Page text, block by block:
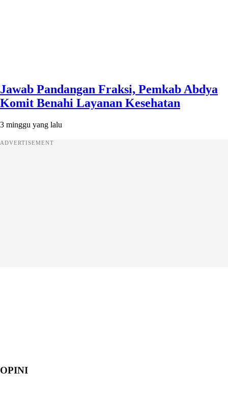
Jawab Pandangan Fraksi, Pemkab Abdya
Komit Benahi Layanan Kesehatan
3 minggu yang lalu
ADVERTISEMENT
OPINI